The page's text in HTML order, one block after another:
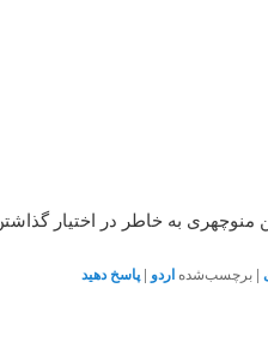
منوچهری به خاطر در اختیار
| برچسب‌شده اردو | پاسخ دهید